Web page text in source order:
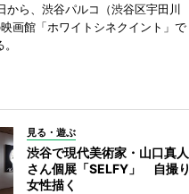
から、渋谷パルコ（渋谷区宇田川
画館「ホワイトシネクイント」で
見る・遊ぶ
渋谷で現代美術家・山口真人
さん個展「SELFY」 自撮り
女性描く